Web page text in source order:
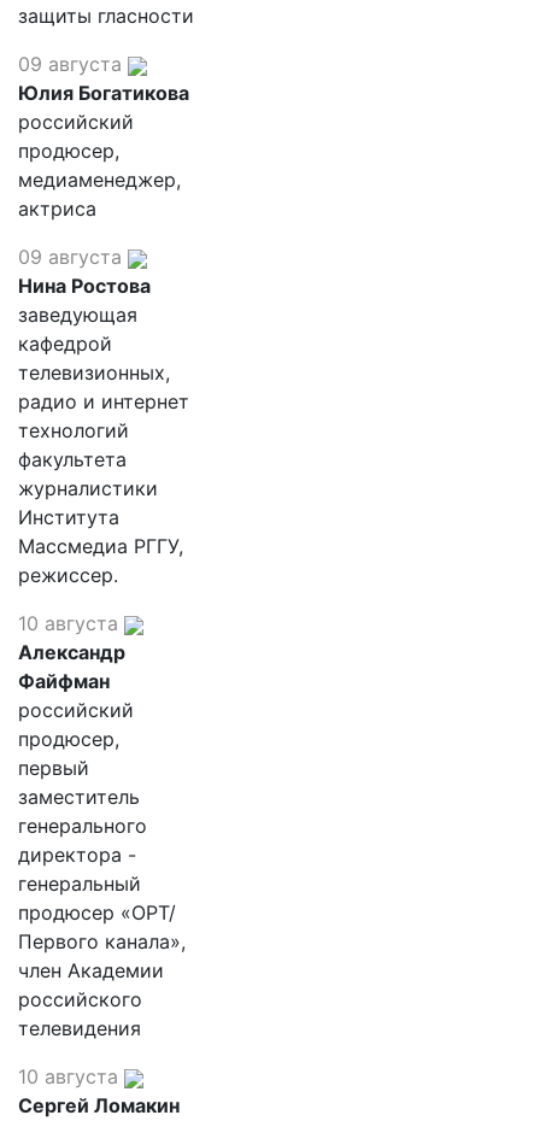
защиты гласности
09 августа
Юлия Богатикова
российский
продюсер,
медиаменеджер,
актриса
09 августа
Нина Ростова
заведующая
кафедрой
телевизионных,
радио и интернет
технологий
факультета
журналистики
Института
Массмедиа РГГУ,
режиссер.
10 августа
Александр
Файфман
российский
продюсер,
первый
заместитель
генерального
директора -
генеральный
продюсер «ОРТ/
Первого канала»,
член Академии
российского
телевидения
10 августа
Сергей Ломакин